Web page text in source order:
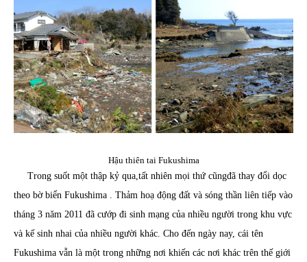
Hậu thiên tai Fukushima
Trong suốt một thập kỷ qua,tất nhiên mọi thứ cũngđã thay đổi dọc
theo bờ biển Fukushima . Thảm hoạ động đất và sóng thần liên tiếp vào
tháng 3 năm 2011 đã cướp đi sinh mạng của nhiều người trong khu vực
và kế sinh nhai của nhiều người khác. Cho đến ngày nay, cái tên
Fukushima vẫn là một trong những nơi khiến các nơi khác trên thế giới